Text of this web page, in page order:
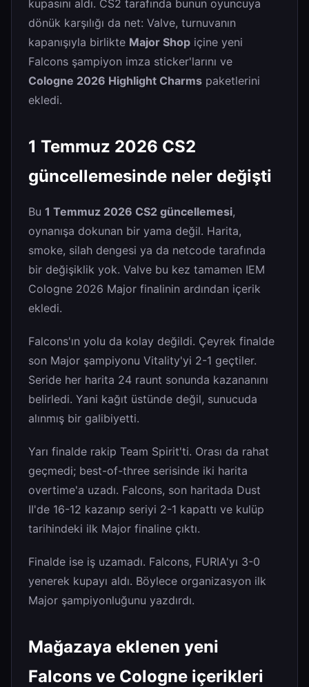
kupasını aldı. CS2 tarafında bunun oyuncuya
dönük karşılığı da net: Valve, turnuvanın
kapanışıyla birlikte Major Shop içine yeni
Falcons şampiyon imza sticker'larını ve
Cologne 2026 Highlight Charms paketlerini
ekledi.
1 Temmuz 2026 CS2
güncellemesinde neler değişti
Bu 1 Temmuz 2026 CS2 güncellemesi,
oynanışa dokunan bir yama değil. Harita,
smoke, silah dengesi ya da netcode tarafında
bir değişiklik yok. Valve bu kez tamamen IEM
Cologne 2026 Major finalinin ardından içerik
ekledi.
Falcons'ın yolu da kolay değildi. Çeyrek finalde
son Major şampiyonu Vitality'yi 2-1 geçtiler.
Seride her harita 24 raunt sonunda kazananını
belirledi. Yani kağıt üstünde değil, sunucuda
alınmış bir galibiyetti.
Yarı finalde rakip Team Spirit'ti. Orası da rahat
geçmedi; best-of-three serisinde iki harita
overtime'a uzadı. Falcons, son haritada Dust
II'de 16-12 kazanıp seriyi 2-1 kapattı ve kulüp
tarihindeki ilk Major finaline çıktı.
Finalde ise iş uzamadı. Falcons, FURIA'yı 3-0
yenerek kupayı aldı. Böylece organizasyon ilk
Major şampiyonluğunu yazdırdı.
Mağazaya eklenen yeni
Falcons ve Cologne içerikleri